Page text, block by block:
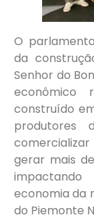
O
da
Senhor do
econômico
construído
produtores
gerar mais
economia da
do Piemonte